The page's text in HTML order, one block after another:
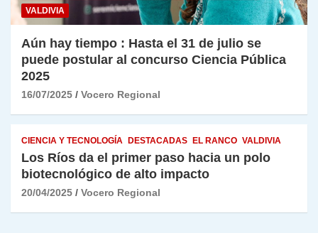
VALDIVIA
Aún hay tiempo : Hasta el 31 de julio se
puede postular al concurso Ciencia Pública
2025
16/07/2025 Vocero Regional
CIENCIA Y TECNOLOGÍA DESTACADAS EL RANCO VALDIVIA
Los Ríos da el primer paso hacia un polo
biotecnológico de alto impacto
20/04/2025 Vocero Regional